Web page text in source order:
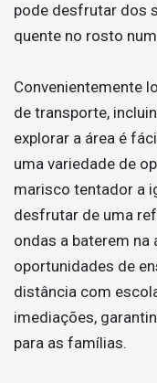
pode desfrutar dos
quente no rosto
Convenientemente
de transporte,
explorar a área é
uma variedade de
marisco tentador a
desfrutar de uma
ondas a baterem na
oportunidades de
distância com
imediações,
para as famílias.